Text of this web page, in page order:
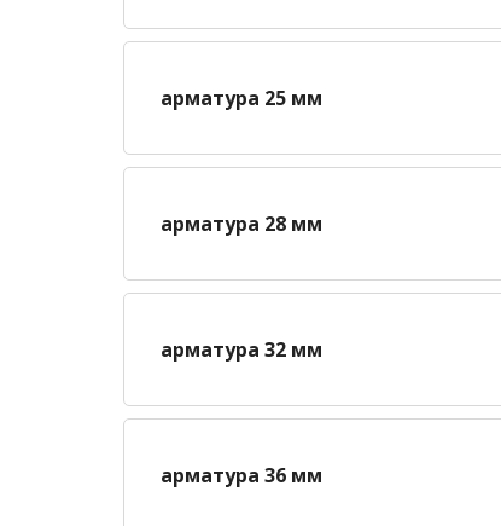
арматура 25 мм
арматура 28 мм
арматура 32 мм
арматура 36 мм